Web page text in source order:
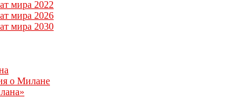
мира 2022
мира 2026
мира 2030
о Милане